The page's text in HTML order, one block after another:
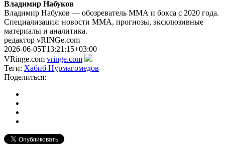
Владимир Набуков
Владимир Набуков — обозреватель ММА и бокса с 2020 года.
Специализация: новости ММА, прогнозы, эксклюзивные
материалы и аналитика.
редактор vRINGe.com
2026-06-05T13:21:15+03:00
VRinge.com vringe.com
Теги: Хабиб Нурмагомедов
Поделиться: